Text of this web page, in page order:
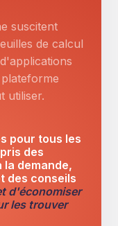
suscitent
de calcul
utiliser.
pour tous les
des
demande,
des conseils
d'économiser
les trouver